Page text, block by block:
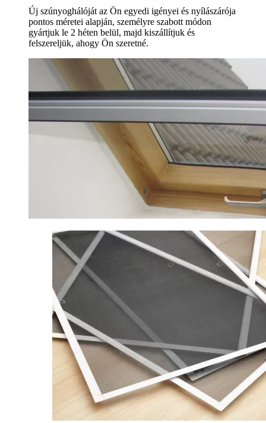
Új szúnyoghálóját az Ön egyedi igényei és nyílászárója
pontos méretei alapján, személyre szabott módon
gyártjuk le 2 héten belül, majd kiszállítjuk és
felszereljük, ahogy Ön szeretné.